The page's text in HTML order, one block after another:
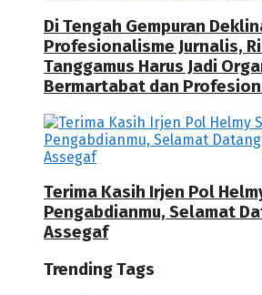
Di Tengah Gempuran
Profesionalisme Jurnalis,
Tanggamus Harus Jadi
Bermartabat dan
Terima Kasih Irjen Pol
Pengabdianmu, Selamat
Assegaf
Trending Tags